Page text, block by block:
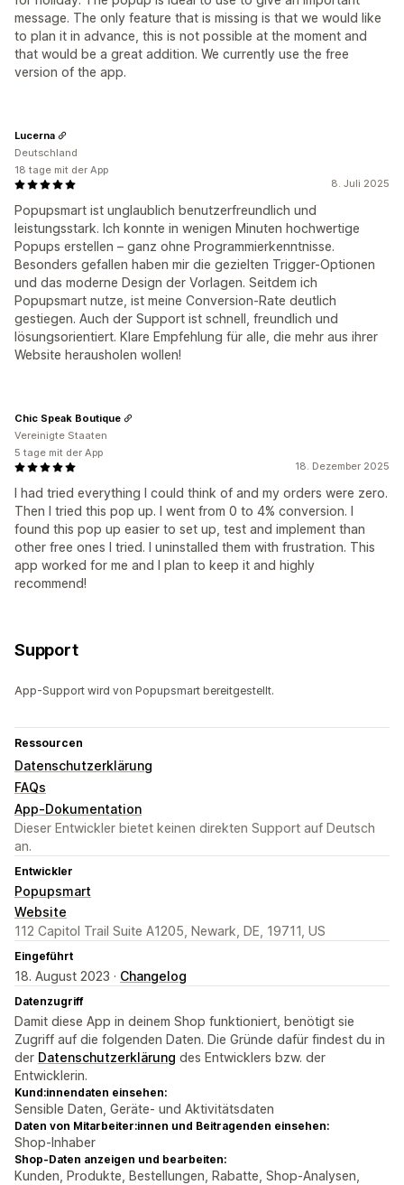
message. The only feature that is missing is that we would like
to plan it in advance, this is not possible at the moment and
that would be a great addition. We currently use the free
version of the app.
8. Juli 2025
Popupsmart ist unglaublich benutzerfreundlich und
leistungsstark. Ich konnte in wenigen Minuten hochwertige
Popups erstellen – ganz ohne Programmierkenntnisse.
Besonders gefallen haben mir die gezielten Trigger-Optionen
und das moderne Design der Vorlagen. Seitdem ich
Popupsmart nutze, ist meine Conversion-Rate deutlich
gestiegen. Auch der Support ist schnell, freundlich und
lösungsorientiert. Klare Empfehlung für alle, die mehr aus ihrer
Website herausholen wollen!
Lucerna
Deutschland
18 tage mit der App
18. Dezember 2025
I had tried everything I could think of and my orders were zero.
Then I tried this pop up. I went from 0 to 4% conversion. I
found this pop up easier to set up, test and implement than
other free ones I tried. I uninstalled them with frustration. This
app worked for me and I plan to keep it and highly
recommend!
Chic Speak Boutique
Vereinigte Staaten
5 tage mit der App
Support
App-Support wird von Popupsmart bereitgestellt.
Ressourcen
Datenschutzerklärung
FAQs
App-Dokumentation
Dieser Entwickler bietet keinen direkten Support auf Deutsch
an.
Entwickler
Popupsmart
Website
112 Capitol Trail Suite A1205, Newark, DE, 19711, US
Eingeführt
18. August 2023 · Changelog
Datenzugriff
Damit diese App in deinem Shop funktioniert, benötigt sie
Zugriff auf die folgenden Daten. Die Gründe dafür findest du in
der Datenschutzerklärung des Entwicklers bzw. der
Entwicklerin.
Kund:innendaten einsehen:
Sensible Daten, Geräte- und Aktivitätsdaten
Daten von Mitarbeiter:innen und Beitragenden einsehen:
Shop-Inhaber
Shop-Daten anzeigen und bearbeiten:
Kunden, Produkte, Bestellungen, Rabatte, Shop-Analysen,